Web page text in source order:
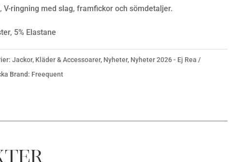
ringning med slag, framfickor och sömdetaljer.
5% Elastane
Jackor, Kläder & Accessoarer, Nyheter, Nyheter 2026 - Ej Rea
Brand: Freequent